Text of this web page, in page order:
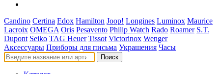
Candino Certina Edox Hamilton Joop! Longines Luminox Maurice
Lacroix OMEGA Oris Pesavento Philip Watch Rado Roamer S.T.
Dupont Seiko TAG Heuer Tissot Victorinox Wenger
Аксессуары Приборы для письма Украшения Часы
Поиск